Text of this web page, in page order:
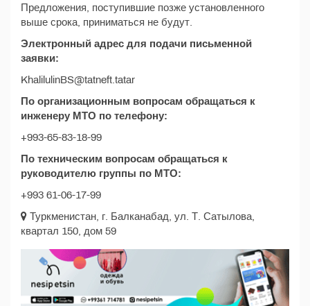
Предложения, поступившие позже установленного
выше срока, приниматься не будут.
Электронный адрес для подачи письменной
заявки:
KhalilulinBS@tatneft.tatar
По организационным вопросам обращаться к
инженеру МТО по телефону:
+993-65-83-18-99
По техническим вопросам обращаться к
руководителю группы по МТО:
+993 61-06-17-99
Туркменистан, г. Балканабад, ул. Т. Сатылова,
квартал 150, дом 59